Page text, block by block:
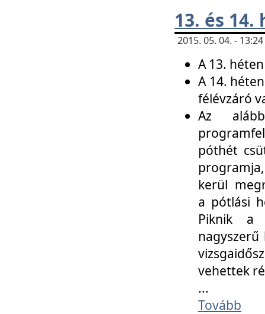
13. és
2015. 05. 04. -
A 13.
A 14.
félévzáró
Az
póthét
kerül
a pótlási
Piknik a
vehettek
...
Tovább